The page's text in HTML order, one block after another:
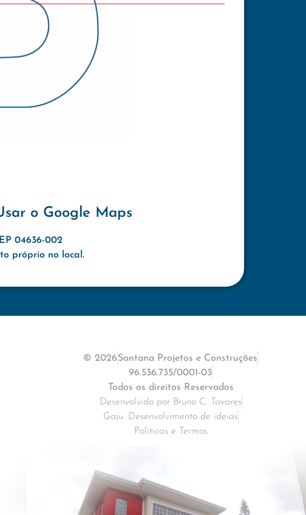
o Google Maps
04636-002
próprio no local.
© 2026Santana Projetos e Construções
96.536.735/0001-03
Todos os direitos Reservados
Desenvolvido por Bruno C. Tavares
Gaju. Desenvolvimento de ideias
Políticas e Termos